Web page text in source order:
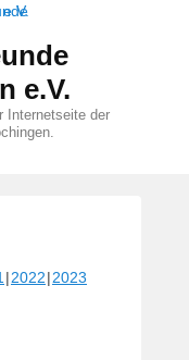
e.V.
Internetseite der
2022 2023